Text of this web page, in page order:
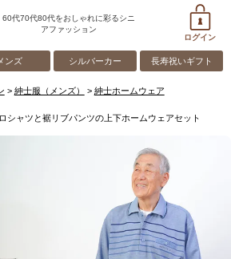
60代70代80代をおしゃれに彩るシニ
アファッション
ログイン
ンズ シルバーカー 長寿祝いギフト
紳士服（メンズ）
紳士ホームウェア
シャツと裾リブパンツの上下ホームウェアセット